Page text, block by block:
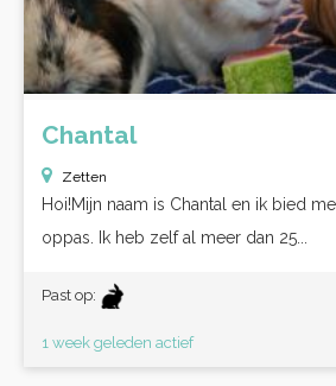
Chantal
Zetten
Hoi!Mijn naam is Chantal en ik bied
oppas. Ik heb zelf al meer dan 25...
Past op:
1 week geleden actief